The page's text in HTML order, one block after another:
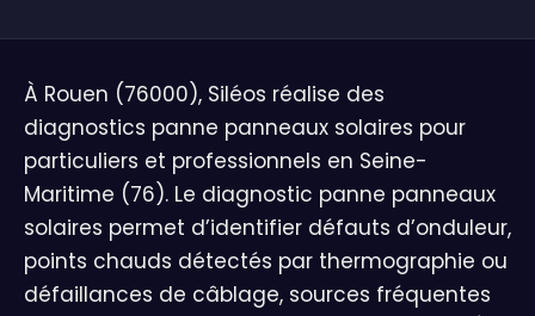
À Rouen (76000), Siléos réalise des
diagnostics panne panneaux solaires pour
particuliers et professionnels en Seine-
Maritime (76). Le diagnostic panne panneaux
solaires permet d’identifier défauts d’onduleur,
points chauds détectés par thermographie ou
défaillances de câblage, sources fréquentes